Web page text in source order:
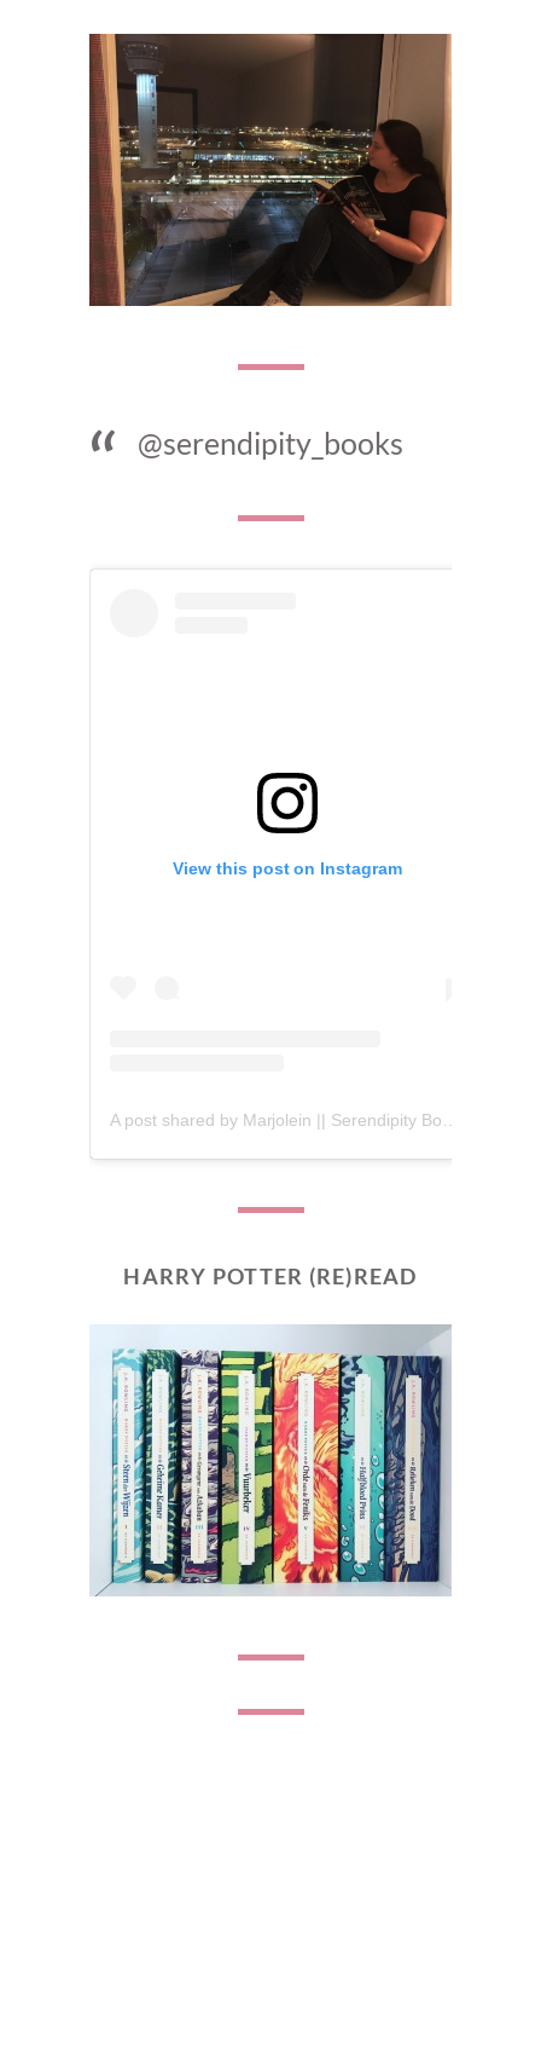
@serendipity_books
View this post on Instagram
HARRY POTTER (RE)READ